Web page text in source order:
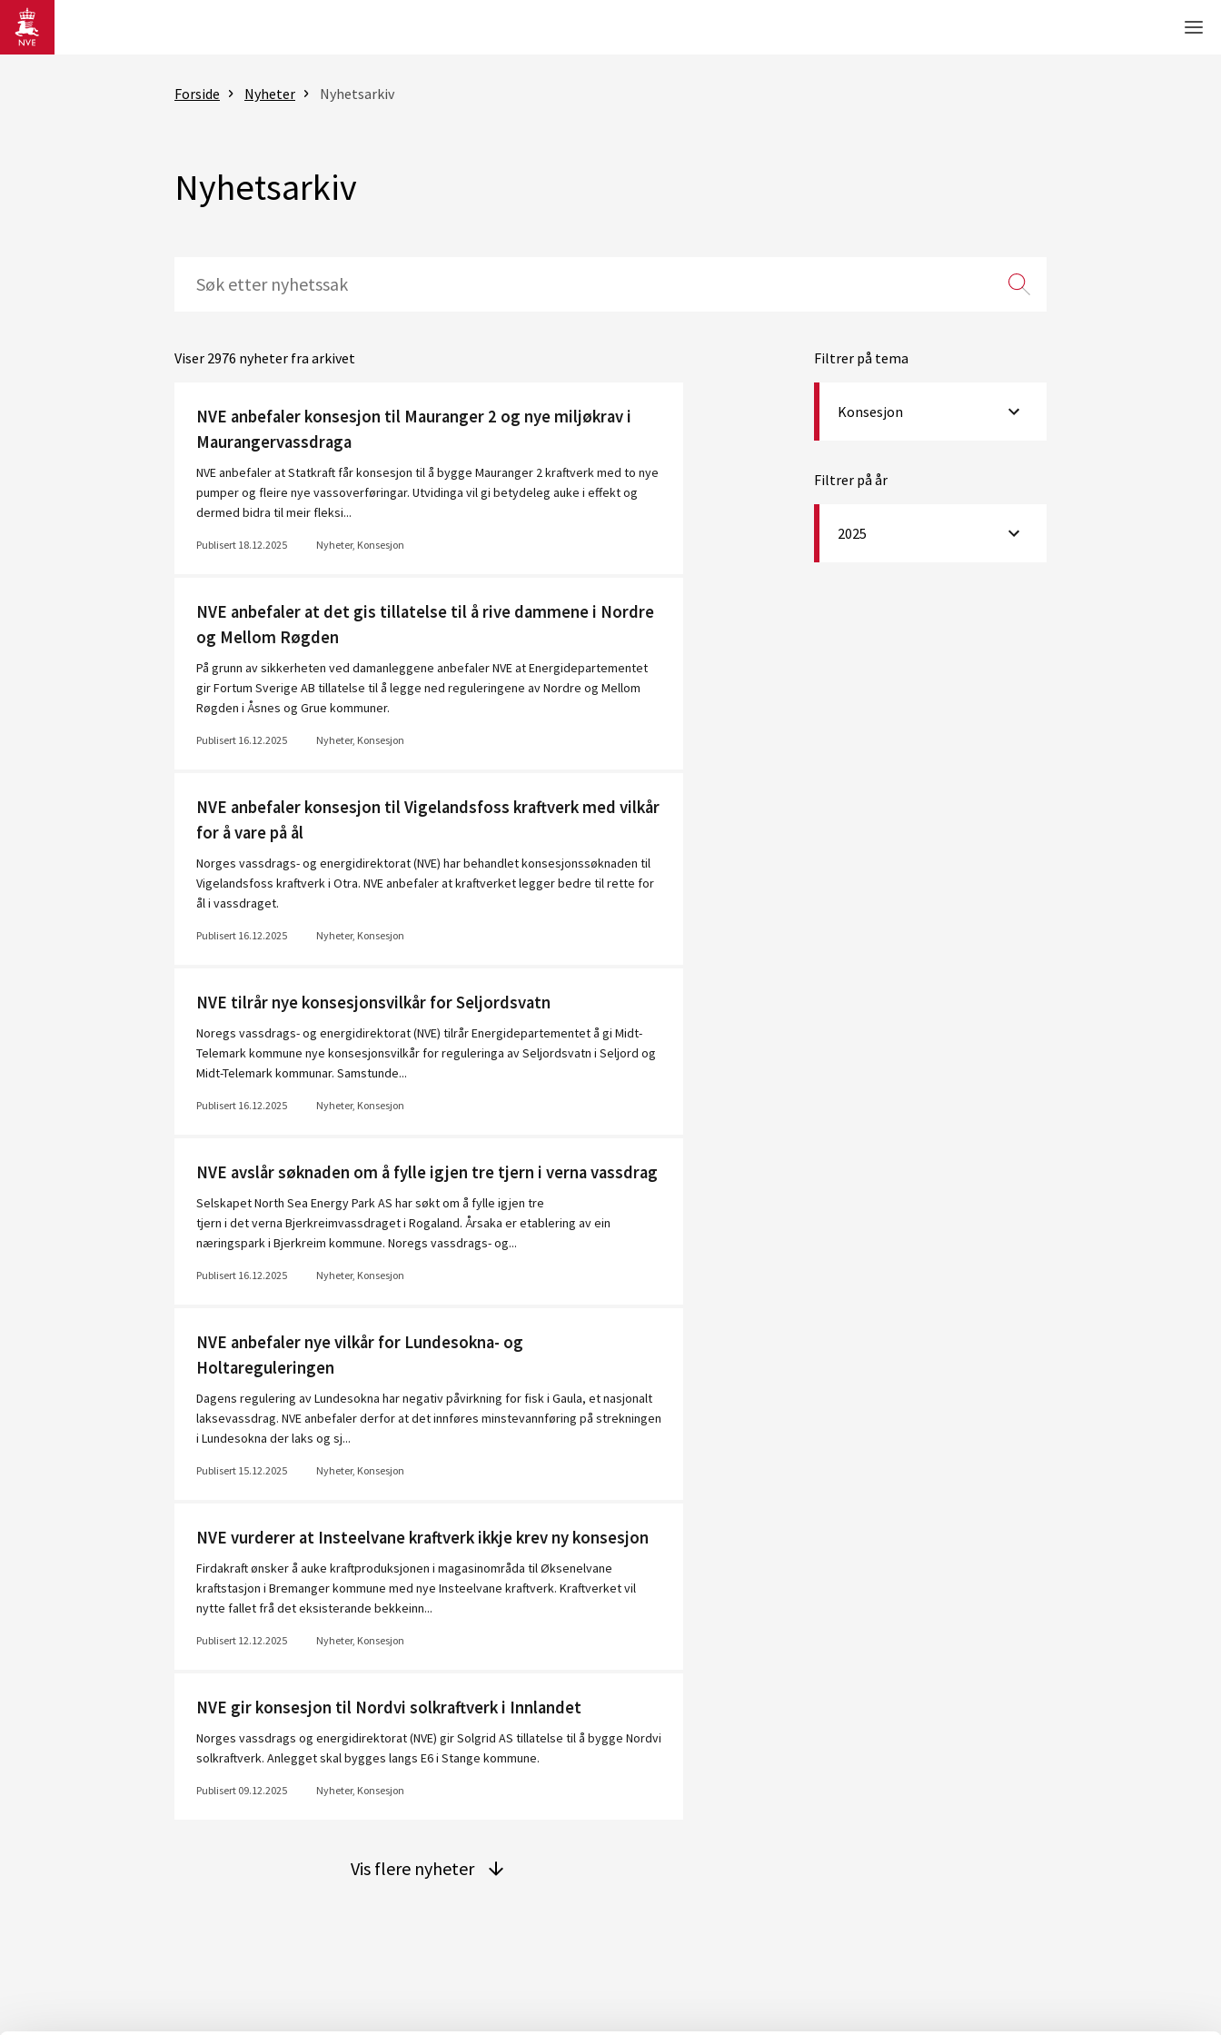
Gå til hovedinnhold
Forside Nyheter Nyhetsarkiv
Nyhetsarkiv
Filtrer på tema
Konsesjon
Filtrer på år
2025
Viser 2976 nyheter fra arkivet
NVE anbefaler konsesjon til Mauranger 2 og nye miljøkrav i
Maurangervassdraga
NVE anbefaler at Statkraft får konsesjon til å bygge Mauranger 2 kraftverk med to nye
pumper og fleire nye vassoverføringar. Utvidinga vil gi betydeleg auke i effekt og
dermed bidra til meir fleksi...
Publisert 18.12.2025 Nyheter, Konsesjon
NVE anbefaler at det gis tillatelse til å rive dammene i Nordre
og Mellom Røgden
På grunn av sikkerheten ved damanleggene anbefaler NVE at Energidepartementet
gir Fortum Sverige AB tillatelse til å legge ned reguleringene av Nordre og Mellom
Røgden i Åsnes og Grue kommuner.
Publisert 16.12.2025 Nyheter, Konsesjon
NVE anbefaler konsesjon til Vigelandsfoss kraftverk med vilkår
for å vare på ål
Norges vassdrags- og energidirektorat (NVE) har behandlet konsesjonssøknaden til
Vigelandsfoss kraftverk i Otra. NVE anbefaler at kraftverket legger bedre til rette for
ål i vassdraget.
Publisert 16.12.2025 Nyheter, Konsesjon
NVE tilrår nye konsesjonsvilkår for Seljordsvatn
Noregs vassdrags- og energidirektorat (NVE) tilrår Energidepartementet å gi Midt-
Telemark kommune nye konsesjonsvilkår for reguleringa av Seljordsvatn i Seljord og
Midt-Telemark kommunar. Samstunde...
Publisert 16.12.2025 Nyheter, Konsesjon
NVE avslår søknaden om å fylle igjen tre tjern i verna vassdrag
Selskapet North Sea Energy Park AS har søkt om å fylle igjen tre
tjern i det verna Bjerkreimvassdraget i Rogaland. Årsaka er etablering av ein
næringspark i Bjerkreim kommune. Noregs vassdrags- og...
Publisert 16.12.2025 Nyheter, Konsesjon
NVE anbefaler nye vilkår for Lundesokna- og
Holtareguleringen
Dagens regulering av Lundesokna har negativ påvirkning for fisk i Gaula, et nasjonalt
laksevassdrag. NVE anbefaler derfor at det innføres minstevannføring på strekningen
i Lundesokna der laks og sj...
Publisert 15.12.2025 Nyheter, Konsesjon
NVE vurderer at Insteelvane kraftverk ikkje krev ny konsesjon
Firdakraft ønsker å auke kraftproduksjonen i magasinområda til Øksenelvane
kraftstasjon i Bremanger kommune med nye Insteelvane kraftverk. Kraftverket vil
nytte fallet frå det eksisterande bekkeinn...
Publisert 12.12.2025 Nyheter, Konsesjon
NVE gir konsesjon til Nordvi solkraftverk i Innlandet
Norges vassdrags og energidirektorat (NVE) gir Solgrid AS tillatelse til å bygge Nordvi
solkraftverk. Anlegget skal bygges langs E6 i Stange kommune.
Publisert 09.12.2025 Nyheter, Konsesjon
Vis flere nyheter